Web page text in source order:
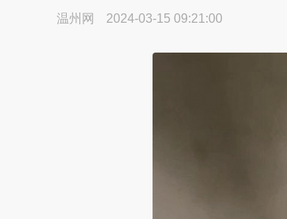
温州网 2024-03-15 09:21:00